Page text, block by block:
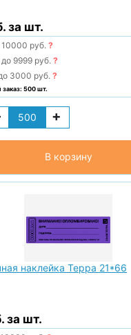
за шт.
10000 руб.?
9999 руб.?
3000 руб.?
500 шт.
+
В корзину
наклейка Терра 21*66
за шт.